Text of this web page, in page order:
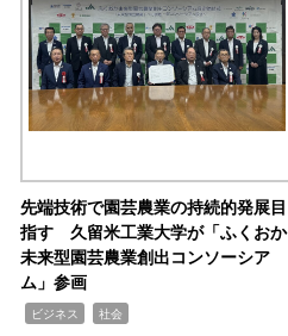
先端技術で園芸農業の持続的発展目
指す 久留米工業大学が「ふくおか
未来型園芸農業創出コンソーシア
ム」参画
ビジネス 社会